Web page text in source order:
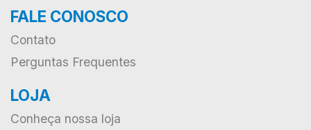
FALE CONOSCO
Contato
Perguntas Frequentes
LOJA
Conheça nossa loja